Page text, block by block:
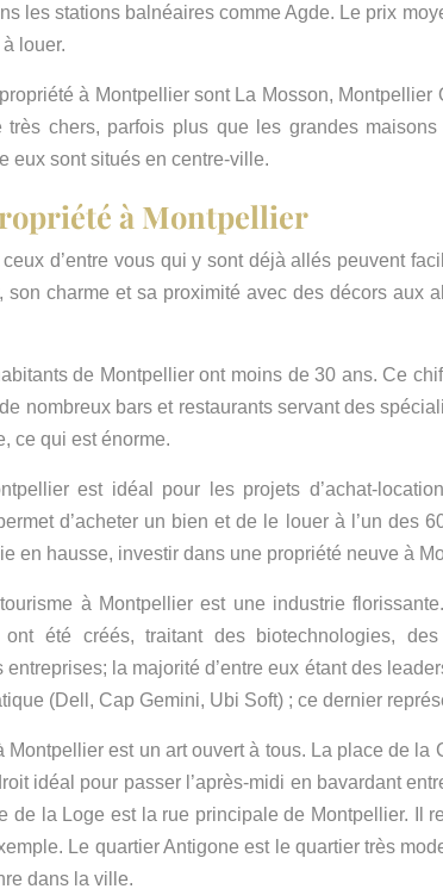
les stations balnéaires comme Agde. Le prix
louer.
à Montpellier sont La Mosson,
chers, parfois plus que les grandes
eux sont situés en centre-ville.
à Montpellier
d’entre vous qui y sont déjà allés peuvent
charme et sa proximité avec des décors aux
de Montpellier ont moins de 30 ans. Ce
nombreux bars et restaurants servant des
ce qui est énorme.
est idéal pour les projets d’achat-
d’acheter un bien et de le louer à l’un des
en hausse, investir dans une propriété neuve à
à Montpellier est une industrie
été créés, traitant des biotechnologies,
entreprises; la majorité d’entre eux étant des
(Dell, Cap Gemini, Ubi Soft) ; ce dernier
Montpellier est un art ouvert à tous. La place de
idéal pour passer l’après-midi en bavardant
de la Loge est la rue principale de Montpellier. Il
Le quartier Antigone est le quartier très
dans la ville.